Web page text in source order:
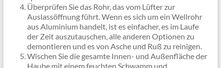
Überprüfen Sie das Rohr, das vom Lüfter zur
Auslassöffnung führt. Wenn es sich um ein Wellrohr
aus Aluminium handelt, ist es einfacher, es im Laufe
der Zeit auszutauschen, alle anderen Optionen zu
demontieren und es von Asche und Ruß zu reinigen.
Wischen Sie die gesamte Innen- und Außenfläche der
Haube mit einem feuchten Schwamm und